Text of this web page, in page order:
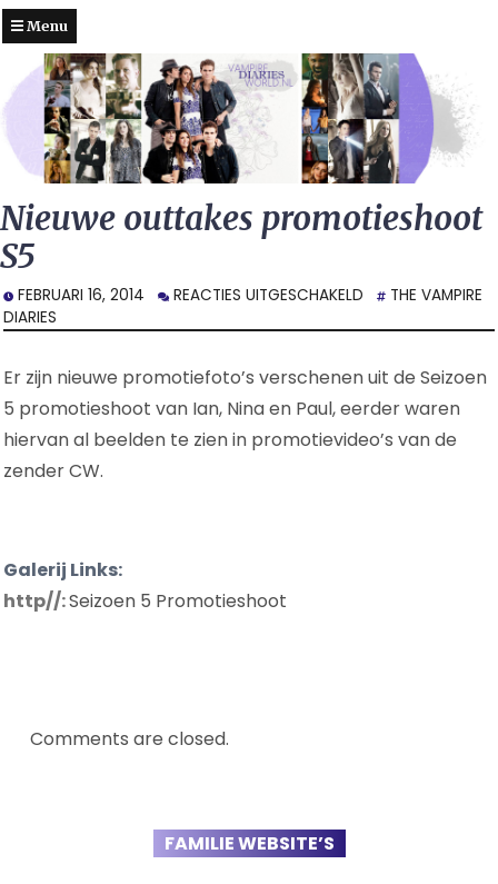
Menu
Nieuwe outtakes promotieshoot
S5
FEBRUARI 16, 2014 REACTIES UITGESCHAKELD VOOR
OUTTAKES
S5
THE VAMPIRE
DIARIES
Er zijn nieuwe promotiefoto’s verschenen uit de Seizoen
5 promotieshoot van Ian, Nina en Paul, eerder waren
hiervan al beelden te zien in promotievideo’s van de
zender CW.
Galerij Links:
http//:Seizoen 5 Promotieshoot
Comments are closed.
FAMILIE WEBSITE’S